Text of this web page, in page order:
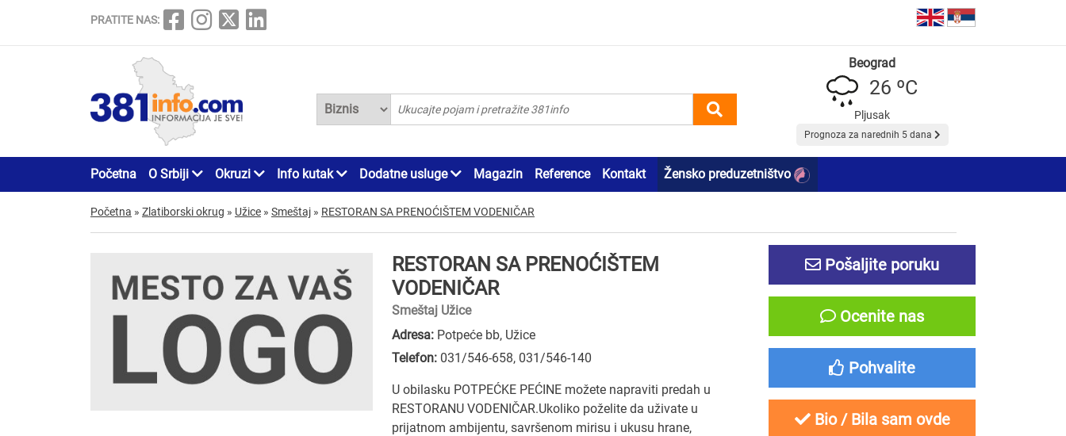
PRATITE NAS:
Beograd
26 ºC
Pljusak
Prognoza za narednih 5 dana
Početna O Srbiji Okruzi Info kutak Dodatne usluge Magazin Reference Kontakt Žensko preduzetništvo
Početna » Zlatiborski okrug » Užice » Smeštaj » RESTORAN SA PRENOĆIŠTEM VODENIČAR
RESTORAN SA PRENOĆIŠTEM
VODENIČAR
Smeštaj Užice
Adresa: Potpeće bb, Užice
Telefon: 031/546-658, 031/546-140
U obilasku POTPEĆKE PEĆINE možete napraviti predah u
RESTORANU VODENIČAR.Ukoliko poželite da uživate u
prijatnom ambijentu, savršenom mirisu i ukusu hrane,
Pošaljite poruku
Ocenite nas
Pohvalite
Bio / Bila sam ovde